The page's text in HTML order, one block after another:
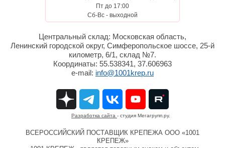
Пт до 17:00
Сб-Вс - выходной
Центральный склад: Московская область,
Ленинский городской округ, Симферопольское шоссе, 25-й
километр, 6/1, склад №7.
Координаты: 55.538341, 37.606963
e-mail: info@1001krep.ru
Разработка сайта - студия Мегагрупп.ру.
ВСЕРОССИЙСКИЙ ПОСТАВЩИК КРЕПЕЖА ООО «1001
КРЕПЕЖ»